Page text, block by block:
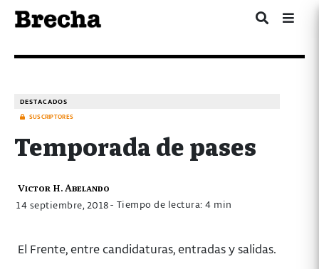
DESTACADOS
SUSCRIPTORES
Temporada de pases
Victor H. Abelando
14 septiembre, 2018- Tiempo de lectura: 4 min
El Frente, entre candidaturas, entradas y salidas.